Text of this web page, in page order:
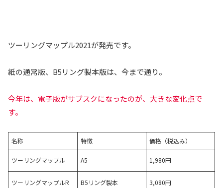
ツーリングマップル2021が発売です。
紙の通常版、B5リング製本版は、今まで通り。
今年は、電子版がサブスクになったのが、大きな変化点で
す。
名称 特徴 価格（税込み）
ツーリングマップル A5 1,980円
ツーリングマップルR B5リング製本 3,080円